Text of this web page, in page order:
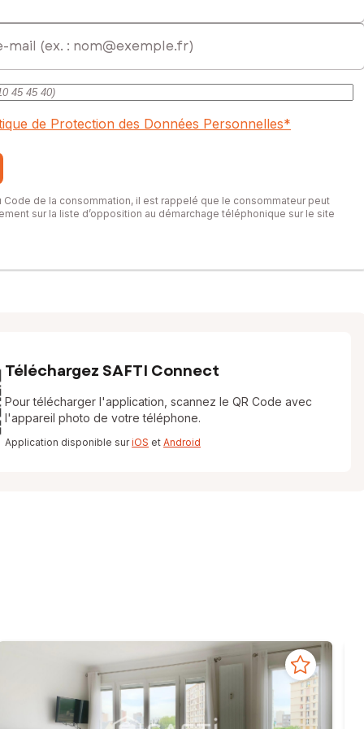
de Protection des Données Personnelles*
Code de la consommation, il est rappelé que le consommateur peut
sur la liste d’opposition au démarchage téléphonique sur le site
Téléchargez SAFTI Connect
Pour télécharger l'application, scannez le QR Code avec
l'appareil photo de votre téléphone.
Application disponible suriOS et Android